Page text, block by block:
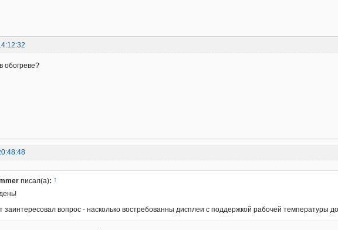
обогреве?
писал(а): ↑
заинтересовал вопрос - насколько востребованны дисплеи с поддержкой рабочей температуры